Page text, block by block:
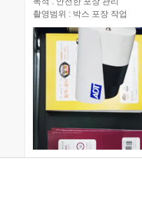
촬영범위 : 박스 포장 작업